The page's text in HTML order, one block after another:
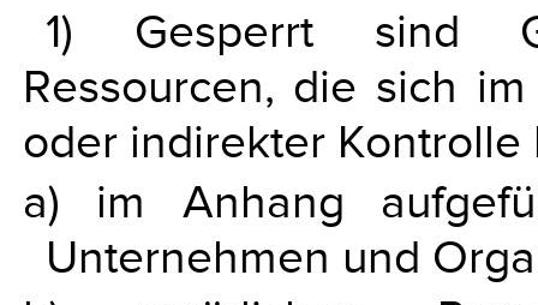
1) Gesperrt sind
Ressourcen, die sich
oder indirekter Kontrolle
a) im Anhang
Unternehmen und